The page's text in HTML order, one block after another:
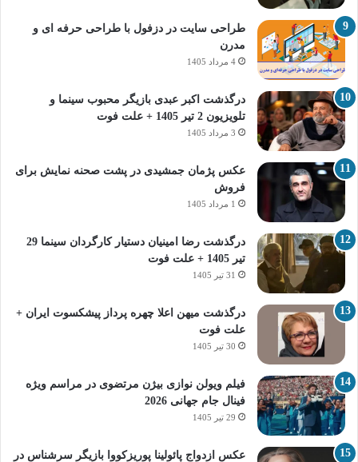
طراحی سایت در دزفول با طراحی حرفه‌ ای و
مدرن
4 مرداد 1405
درگذشت اکبر عبدی بازیگر محبوب سینما و
تلویزیون 2 تیر 1405 + علت فوت
3 مرداد 1405
عکس پژمان جمشیدی در پشت صحنه نمایش برای
فروش
1 مرداد 1405
درگذشت رضا امینیان دستیار کارگردان سینما 29
تیر 1405 + علت فوت
31 تیر 1405
درگذشت میهن اعلا چهره پرداز پیشکسوت ایران +
علت فوت
30 تیر 1405
فیلم ویولن نوازی بیژن مرتضوی در مراسم ویژه
فینال جام جهانی 2026
29 تیر 1405
عکس ازدواج پائولینا پوریزکووا بازیگر سرشناس در